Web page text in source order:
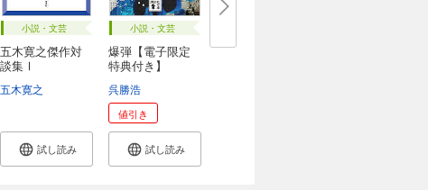
小説・文芸
五木寛之傑作対
談集Ⅰ
五木寛之
試し読み
小説・文芸
爆弾【電子限定
特典付き】
呉勝浩
値引き
試し読み